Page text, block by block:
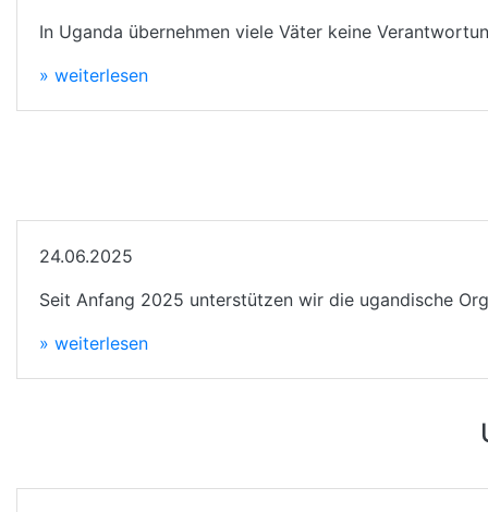
In Uganda übernehmen viele Väter keine
» weiterlesen
24.06.2025
Seit Anfang 2025 unterstützen wir die ugandische
» weiterlesen